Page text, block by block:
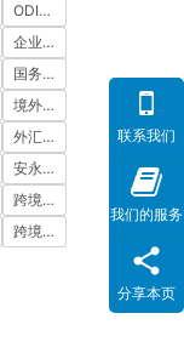
ODI备案费用
企业出海
国务院令第837号
境外投资备案流程
外汇登记
安永国际跨境合规圈
跨境合规
跨境投资
联系我们
我们的服务
分享本页